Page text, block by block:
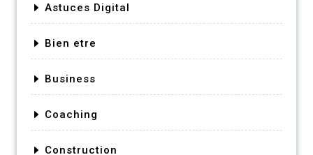
Astuces Digital
Bien etre
Business
Coaching
Construction